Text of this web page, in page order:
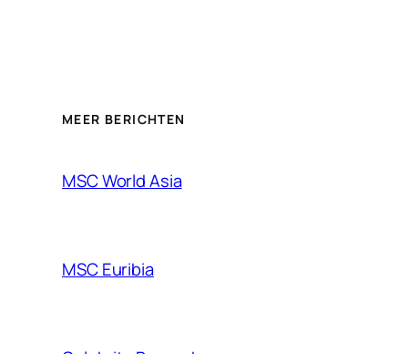
MEER BERICHTEN
MSC World Asia
MSC Euribia